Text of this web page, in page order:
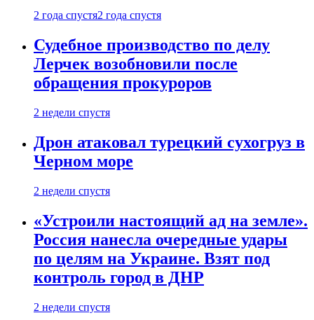
2 года спустя2 года спустя
Судебное производство по делу
Лерчек возобновили после
обращения прокуроров
2 недели спустя
Дрон атаковал турецкий сухогруз в
Черном море
2 недели спустя
«Устроили настоящий ад на земле».
Россия нанесла очередные удары
по целям на Украине. Взят под
контроль город в ДНР
2 недели спустя